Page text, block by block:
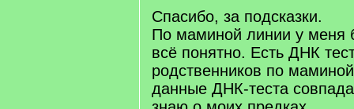
Спасибо, за подсказки.
По маминой линии у меня
всё понятно. Есть ДНК
родственников по
данные ДНК-теста